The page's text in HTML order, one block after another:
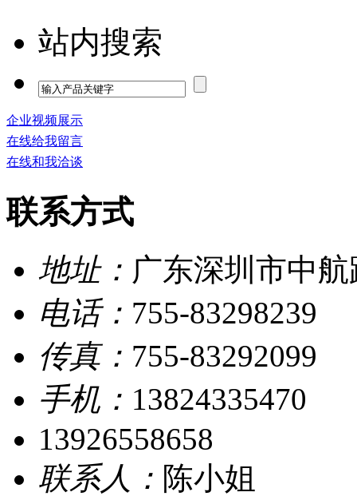
站内搜索
企业视频展示
在线给我留言
在线和我洽谈
联系方式
地址： 广东深圳市中
电话： 755-83298239
传真： 755-83292099
手机： 13824335470
13926558658
联系人： 陈小姐